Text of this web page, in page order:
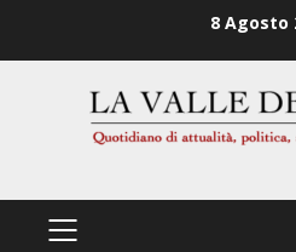
8 Agosto
PRIMÄRES